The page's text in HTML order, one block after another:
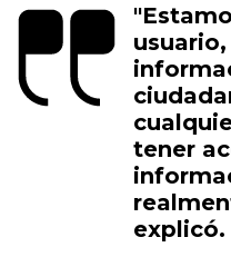
tener
explicó.